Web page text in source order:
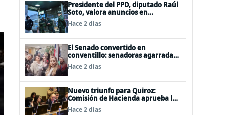
Presidente del PPD, diputado Raúl
Soto, valora anuncios en
seguridad pero advierte ausencia
clave: alzamiento del secreto
Hace 2 días
El Senado convertido en
conventillo: senadoras agarradas
de las mechas
Hace 2 días
Nuevo triunfo para Quiroz:
Comisión de Hacienda aprueba los
vetos a la Megarreforma
Hace 2 días